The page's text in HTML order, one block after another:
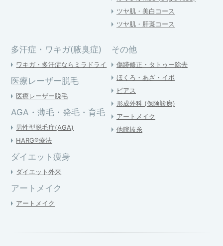
ツヤ肌・美白コース
ツヤ肌・肝斑コース
多汗症・ワキガ(腋臭症)
ワキガ・多汗症ならミラドライ
医療レーザー脱毛
医療レーザー脱毛
AGA・薄毛・発毛・育毛
男性型脱毛症(AGA)
HARG®療法
ダイエット痩身
ダイエット外来
アートメイク
アートメイク
その他
傷跡修正・タトゥー除去
ほくろ・あざ・イボ
ピアス
形成外科 (保険診療)
アートメイク
他院抜糸